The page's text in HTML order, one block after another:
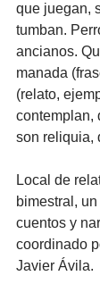
que juegan,
tumban.
ancianos.
manada
(relato,
contemplan,
son reliquia,
Local de
bimestral,
cuentos y
coordinado
Javier Ávila.